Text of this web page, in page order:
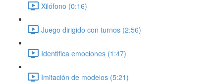
Xilófono (0:16)
Juego dirigido con turnos (2:56)
Identifica emociones (1:47)
Imitación de modelos (5:21)